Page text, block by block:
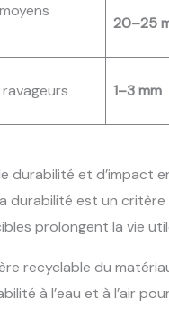
20–25
1–3 mm
durabilité et d’impact
durabilité est un
prolongent la vie
recyclable du
à l’eau et à l’air